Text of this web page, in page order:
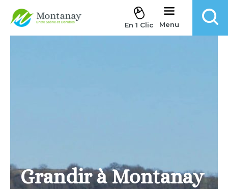
Aller au contenu
En 1 Clic Menu
Grandir à Montanay